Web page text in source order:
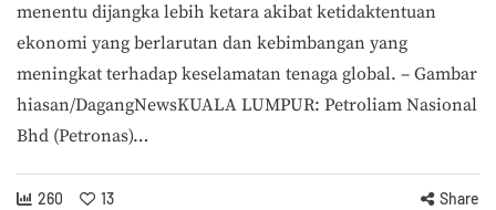
menentu dijangka lebih ketara akibat ketidaktentuan
ekonomi yang berlarutan dan kebimbangan yang
meningkat terhadap keselamatan tenaga global. – Gambar
hiasan/DagangNewsKUALA LUMPUR: Petroliam Nasional
Bhd (Petronas)…
260 13 Share